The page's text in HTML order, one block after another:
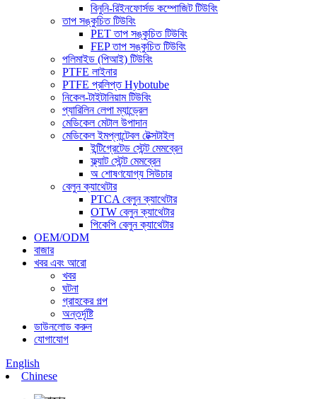
বিনুনি-রিইনফোর্সড কম্পোজিট টিউবিং
তাপ সঙ্কুচিত টিউবিং
PET তাপ সঙ্কুচিত টিউবিং
FEP তাপ সঙ্কুচিত টিউবিং
পলিমাইড (পিআই) টিউবিং
PTFE লাইনার
PTFE প্রলিপ্ত Hybotube
নিকেল-টাইটানিয়াম টিউবিং
প্যারিলিন লেপা ম্যান্ড্রেল
মেডিকেল মেটাল উপাদান
মেডিকেল ইমপ্লান্টেবল টেক্সটাইল
ইন্টিগ্রেটেড স্টেন্ট মেমব্রেন
ফ্ল্যাট স্টেন্ট মেমব্রেন
অ শোষণযোগ্য সিউচার
বেলুন ক্যাথেটার
PTCA বেলুন ক্যাথেটার
OTW বেলুন ক্যাথেটার
পিকেপি বেলুন ক্যাথেটার
OEM/ODM
বাজার
খবর এবং আরো
খবর
ঘটনা
গ্রাহকের গল্প
অন্তর্দৃষ্টি
ডাউনলোড করুন
যোগাযোগ
English
Chinese